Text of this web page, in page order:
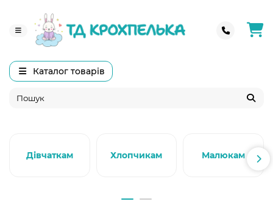
Каталог товарів
Дівчаткам Хлопчикам Малюкам